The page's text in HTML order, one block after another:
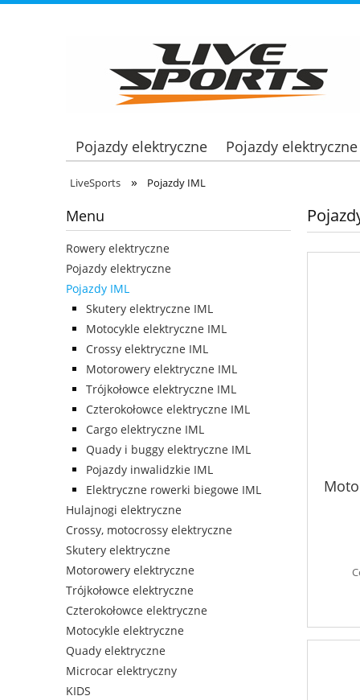
Pojazdy elektryczne Pojazdy
LiveSports » Pojazdy IML
Menu
Rowery elektryczne
Pojazdy elektryczne
Pojazdy IML
Skutery elektryczne IML
Motocykle elektryczne IML
Crossy elektryczne IML
Motorowery elektryczne IML
Trójkołowce elektryczne IML
Czterokołowce elektryczne IML
Cargo elektryczne IML
Quady i buggy elektryczne IML
Pojazdy inwalidzkie IML
Elektryczne rowerki biegowe IML
Hulajnogi elektryczne
Crossy, motocrossy elektryczne
Skutery elektryczne
Motorowery elektryczne
Trójkołowce elektryczne
Czterokołowce elektryczne
Motocykle elektryczne
Quady elektryczne
Microcar elektryczny
KIDS